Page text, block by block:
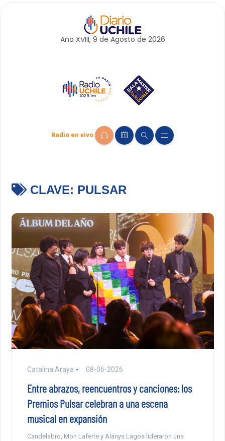
Año XVIII, 9 de Agosto de 2026
Radio en vivo
CLAVE: PULSAR
Catalina Araya 08-06-2026
Entre abrazos, reencuentros y canciones: los
Premios Pulsar celebran a una escena
musical en expansión
Candelabro, Mon Laferte y Alanys Lagos lideraron una